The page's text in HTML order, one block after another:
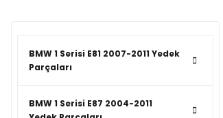
BMW 1 Serisi E81 2007-2011 Yedek
Parçaları
BMW 1 Serisi E87 2004-2011